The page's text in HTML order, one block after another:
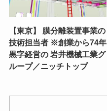
【東京】 膜分離装置事業の
技術担当者 ※創業から74年
黒字経営の 岩井機械工業グ
ループ／ニッチトップ